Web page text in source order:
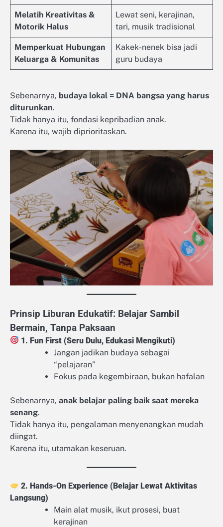
Melatih Kreativitas &
Motorik Halus
Lewat seni, kerajinan,
tari, musik tradisional
Memperkuat Hubungan
Keluarga & Komunitas
Kakek-nenek bisa jadi
guru budaya
Sebenarnya, budaya lokal = DNA bangsa yang harus
diturunkan.
Tidak hanya itu, fondasi kepribadian anak.
Karena itu, wajib diprioritaskan.
Prinsip Liburan Edukatif: Belajar Sambil
Bermain, Tanpa Paksaan
1. Fun First (Seru Dulu, Edukasi Mengikuti)
Jangan jadikan budaya sebagai
“pelajaran”
Fokus pada kegembiraan, bukan hafalan
Sebenarnya, anak belajar paling baik saat mereka
senang.
Tidak hanya itu, pengalaman menyenangkan mudah
diingat.
Karena itu, utamakan keseruan.
2. Hands-On Experience (Belajar Lewat Aktivitas
Langsung)
Main alat musik, ikut prosesi, buat
kerajinan